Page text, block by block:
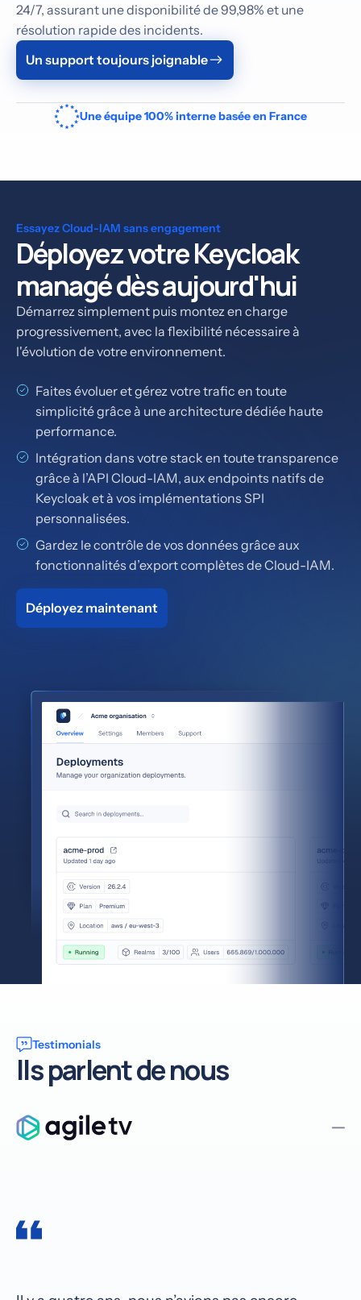
24/7, assurant une disponibilité de 99,98% et une
résolution rapide des incidents.
Un support toujours joignable
Une équipe 100% interne basée en France
Essayez Cloud-IAM sans engagement
Déployez votre Keycloak
managé dès aujourd'hui
Démarrez simplement puis montez en charge
progressivement, avec la flexibilité nécessaire à
l'évolution de votre environnement.
Faites évoluer et gérez votre trafic en toute
simplicité grâce à une architecture dédiée haute
performance.
Intégration dans votre stack en toute transparence
grâce à l’API Cloud-IAM, aux endpoints natifs de
Keycloak et à vos implémentations SPI
personnalisées.
Gardez le contrôle de vos données grâce aux
fonctionnalités d’export complètes de Cloud-IAM.
Déployez maintenant
Testimonials
Ils parlent de nous